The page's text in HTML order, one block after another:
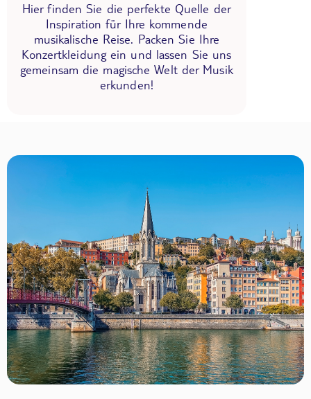
Hier finden Sie die perfekte Quelle der
Inspiration für Ihre kommende
musikalische Reise. Packen Sie Ihre
Konzertkleidung ein und lassen Sie uns
gemeinsam die magische Welt der Musik
erkunden!